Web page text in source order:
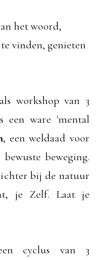
het woord,
vinden, genieten
workshop van 3
ware 'mental
, een weldaad voor
beweging.
bij de natuur
je Zelf. Laat je
cyclus van 3